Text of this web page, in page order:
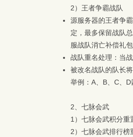
2） 王者争霸战队
源服务器的王者争
定，最多保留战队
服战队消亡补偿礼包
战队重名处理：当
被改名战队的队长
举例：A、B、C、
2、 七脉会武
1） 七脉会武积分重
2） 七脉会武排行榜